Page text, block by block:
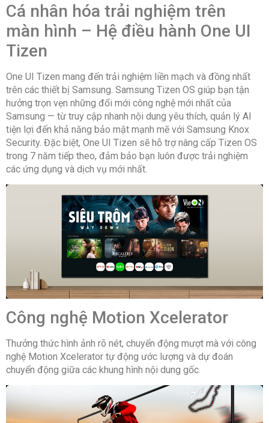
Tiện Ích:
-Chơi game trên
-Điều khiển được
bằng điện thoại
-Trợ lý ảo Bixby
(Tizen OS)
-Tìm kiếm bằng
giọng nói (có hỗ
trợ tiếng Việt)
-Chiếu điện thoại
lên TV (không dây)
nghệ hình
ảnh:
-Crystal Processor
4K
-UHD Dimming
-Contrast
-HDR 10+
Dynamic Range)
Cá nhân hóa trải nghiệm trên
màn hình – Hệ điều hành One UI
Tizen
One UI Tizen mang đến trải nghiệm liền mạch và đồng nhất
trên các thiết bị Samsung. Samsung Tizen OS giúp bạn tận
hưởng trọn vẹn những đổi mới công nghệ mới nhất của
Samsung — từ truy cập nhanh nội dung yêu thích, quản lý AI
tiện lợi đến khả năng bảo mật mạnh mẽ với Samsung Knox
Security. Đặc biệt, One UI Tizen sẽ hỗ trợ nâng cấp Tizen OS
trong 7 năm tiếp theo, đảm bảo bạn luôn được trải nghiệm
các ứng dụng và dịch vụ mới nhất.
Công nghệ Motion Xcelerator
Thưởng thức hình ảnh rõ nét, chuyển động mượt mà với công
nghệ Motion Xcelerator tự động ước lượng và dự đoán
chuyển động giữa các khung hình nội dung gốc.